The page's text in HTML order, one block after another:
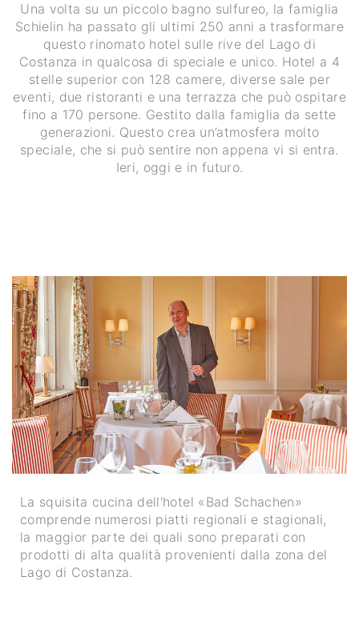
Una volta su un piccolo bagno sulfureo, la famiglia
Schielin ha passato gli ultimi 250 anni a trasformare
questo rinomato hotel sulle rive del Lago di
Costanza in qualcosa di speciale e unico. Hotel a 4
stelle superior con 128 camere, diverse sale per
eventi, due ristoranti e una terrazza che può ospitare
fino a 170 persone. Gestito dalla famiglia da sette
generazioni. Questo crea un’atmosfera molto
speciale, che si può sentire non appena vi si entra.
Ieri, oggi e in futuro.
La squisita cucina dell'hotel «Bad Schachen»
comprende numerosi piatti regionali e stagionali,
la maggior parte dei quali sono preparati con
prodotti di alta qualità provenienti dalla zona del
Lago di Costanza.